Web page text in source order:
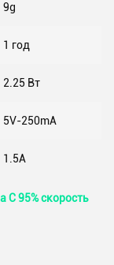
9g
1 год
2.25 Вт
5V-250mA
1.5А
C 95% скорость